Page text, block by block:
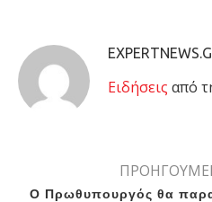
Eιδήσεις από
Ο Πρωθυπουργός θα